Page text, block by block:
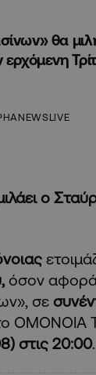
θα
ο
όσον
σε
OMONOIA
στις 20:00.